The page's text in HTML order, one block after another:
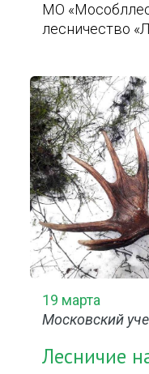
МО
лесничество
19 марта
Московский
Лесничие